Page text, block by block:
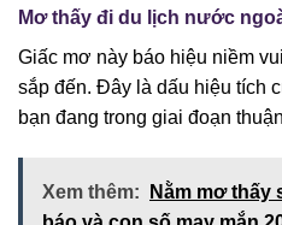
Mơ thấy đi du lịch nước
Giấc mơ này báo hiệu niềm
sắp đến. Đây là dấu hiệu tích
bạn đang trong giai đoạn
Xem thêm:
Nằm mơ thấy